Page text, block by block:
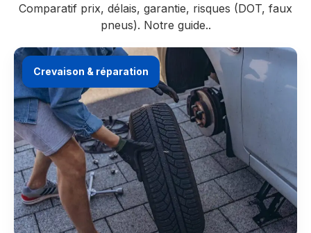
Comparatif prix, délais, garantie, risques (DOT, faux
pneus). Notre guide..
Crevaison & réparation